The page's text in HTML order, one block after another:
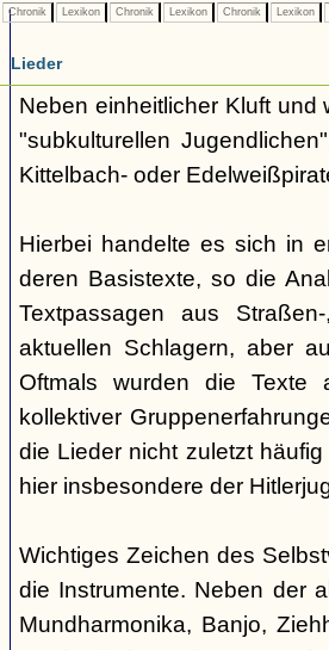
Chronik Lexikon Chronik Lexikon Chronik Lexikon
Lieder
Neben einheitlicher Kluft
"subkulturellen
Kittelbach- oder
Hierbei handelte es sich in
deren Basistexte, so die
Textpassagen aus
aktuellen Schlagern, aber
Oftmals wurden die Texte
kollektiver
die Lieder nicht zuletzt
hier insbesondere der
Wichtiges Zeichen des
die Instrumente. Neben der
Mundharmonika, Banjo,